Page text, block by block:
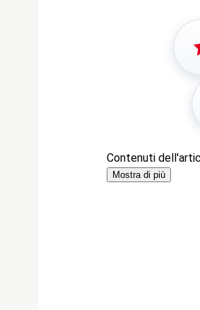
Contenuti
Mostra di più